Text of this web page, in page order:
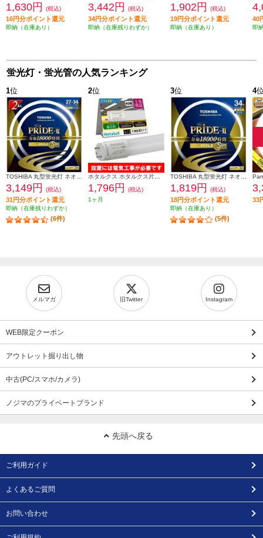
1,630円 (税込)
16円分ポイント還元
即納（在庫あり）
3,442円 (税込)
34円分ポイント還元
即納（在庫残りわずか）
1,902円 (税込)
19円分ポイント還元
即納（在庫あり）
40
即
蛍光灯・蛍光管の人気ランキング
1位
3,149円 (税込)
31円分ポイント還元
即納（在庫残りわずか）
(6件)
2位
1,796円
(税込)
1ヶ月
3位
1,819円 (税込)
18円分ポイント還元
即納（在庫あり）
(5件)
4
33
メルマガ 旧Twitter Instagram
WEB限定クーポン
アウトレット掘り出し物
中古(PC/スマホ/カメラ)
ノジマのプライベートブランド
先頭へ戻る
ご利用ガイド
よくあるご質問
お問い合わせ